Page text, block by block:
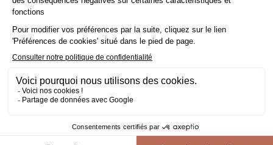
Lot de
64.721
lot - lame de terrasse en bois exotiques
lames de terasse exotic
long 91 cm